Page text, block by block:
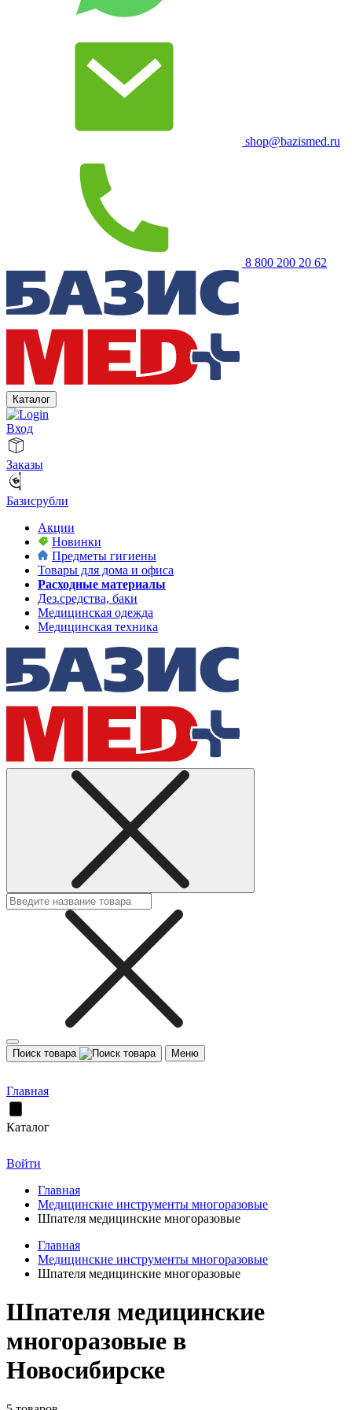
shop@bazismed.ru
8 800 200 20 62
Каталог
Вход
Заказы
Базисрубли
Акции
Новинки
Предметы гигиены
Товары для дома и офиса
Расходные материалы
Дез.средства, баки
Медицинская одежда
Медицинская техника
Поиск товара Меню
Главная
Каталог
Войти
Главная
Медицинские инструменты многоразовые
Шпателя медицинские многоразовые
Главная
Медицинские инструменты многоразовые
Шпателя медицинские многоразовые
Шпателя медицинские
многоразовые в
Новосибирске